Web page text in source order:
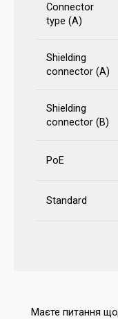
Connector
type (A)
Shielding
connector (A)
Shielding
connector (B)
PoE
Standard
Маєте питання